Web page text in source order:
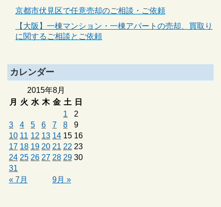
京都市伏見区で任意売却のご相談・ご依頼
【大阪】一棟マンション・一棟アパートの売却、買取り
に関するご相談とご依頼
カレンダー
2015年8月
月
火 水 木 金 土 日
« 7月 9月 »
1
2
3
4 5 6 7 8
9
10 11 12 13 14 15 16
17 18 19 20 21 22 23
24 25 26 27 28 29 30
31